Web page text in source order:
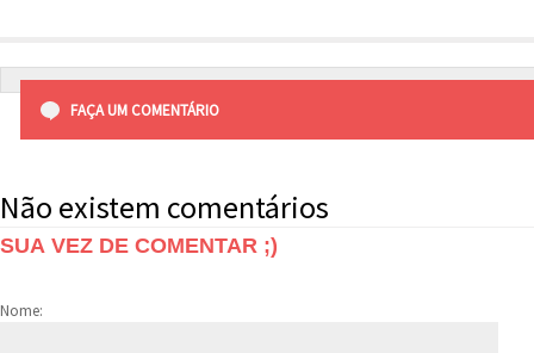
FAÇA UM COMENTÁRIO
Não existem comentários
SUA VEZ DE COMENTAR ;)
Nome: